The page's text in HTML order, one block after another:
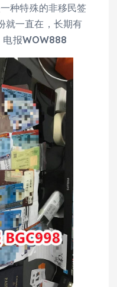
种特殊的非移民签
就一直在，长期有
电报WOW888